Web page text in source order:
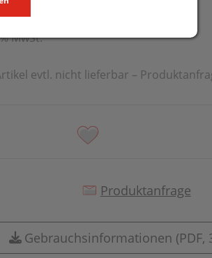
MwSt.
evtl. nicht lieferbar –
Produktanfrage
Gebrauchsinformationen (PDF,